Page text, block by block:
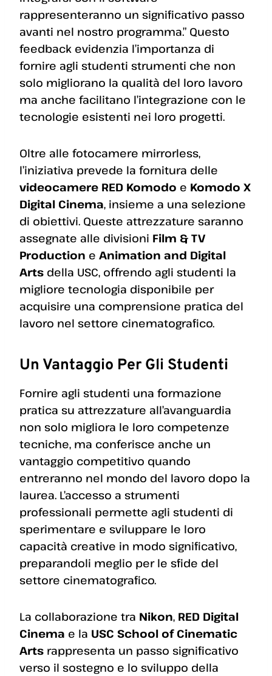
rappresenteranno un significativo passo
avanti nel nostro programma.” Questo
feedback evidenzia l’importanza di
fornire agli studenti strumenti che non
solo migliorano la qualità del loro lavoro
ma anche facilitano l’integrazione con le
tecnologie esistenti nei loro progetti.
Oltre alle fotocamere mirrorless,
l’iniziativa prevede la fornitura delle
videocamere RED Komodo e Komodo X
Digital Cinema, insieme a una selezione
di obiettivi. Queste attrezzature saranno
assegnate alle divisioni Film & TV
Production e Animation and Digital
Arts della USC, offrendo agli studenti la
migliore tecnologia disponibile per
acquisire una comprensione pratica del
lavoro nel settore cinematografico.
Un Vantaggio Per Gli Studenti
Fornire agli studenti una formazione
pratica su attrezzature all’avanguardia
non solo migliora le loro competenze
tecniche, ma conferisce anche un
vantaggio competitivo quando
entreranno nel mondo del lavoro dopo la
laurea. L’accesso a strumenti
professionali permette agli studenti di
sperimentare e sviluppare le loro
capacità creative in modo significativo,
preparandoli meglio per le sfide del
settore cinematografico.
La collaborazione tra Nikon, RED Digital
Cinema e la USC School of Cinematic
Arts rappresenta un passo significativo
verso il sostegno e lo sviluppo della